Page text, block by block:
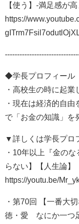
【使う】-満足感が
https://
◆学長プロフィール
・高校生の時に起業
・現在は経済的自
で「お金の知識」を
▼詳しくは学長プロ
・10年以上『金の
らない】【人生論】
https://youtu.be/
・第70回 【一番大
徳・愛 なにか一つ